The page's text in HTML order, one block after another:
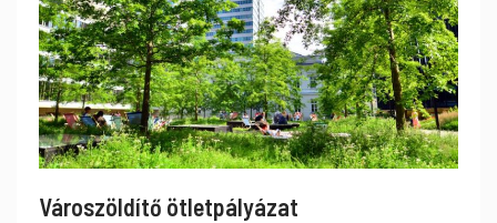
Városzöldítő ötletpályázat